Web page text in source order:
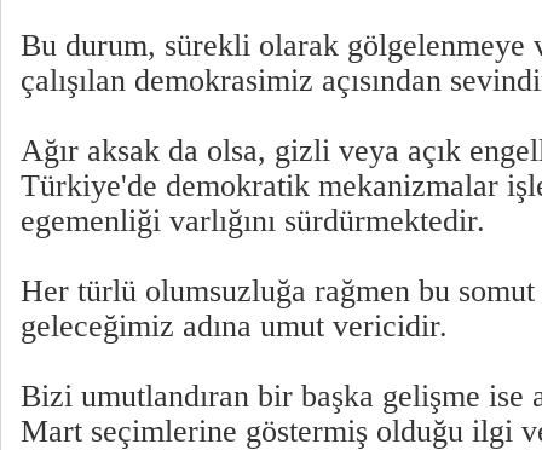
Bu durum, sürekli olarak gölgelenmeye
çalışılan demokrasimiz açısından
Ağır aksak da olsa, gizli veya açık
Türkiye'de demokratik mekanizmalar
egemenliği varlığını sürdürmektedir.
Her türlü olumsuzluğa rağmen bu
geleceğimiz adına umut vericidir.
Bizi umutlandıran bir başka gelişme
Mart seçimlerine göstermiş olduğu ilgi